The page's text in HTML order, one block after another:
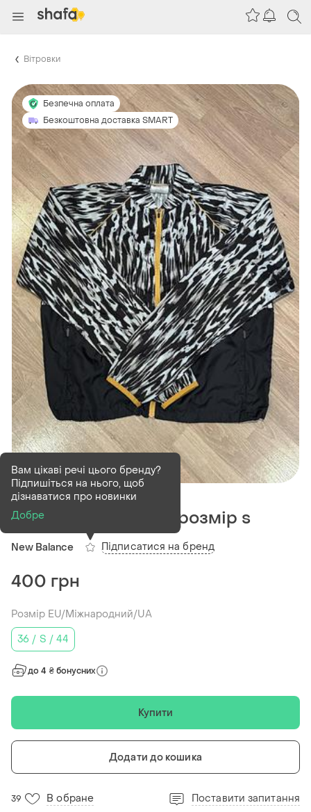
Вітровки
Безпечна оплата
Безкоштовна доставка SMART
В наявності1 шт
Вітровка куртка nb, розмір s
New Balance
Вам цікаві речі цього бренду?
Підпишіться на нього, щоб
дізнаватися про новинки
Добре
Підписатися на бренд
400 грн
Розмір EU/Міжнародний/UA
36 / S / 44
до 4 ₴ бонусних
Купити
Додати до кошика
39 В обране Поставити запитання